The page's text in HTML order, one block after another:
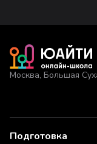
Москва, Большая
Подготовка